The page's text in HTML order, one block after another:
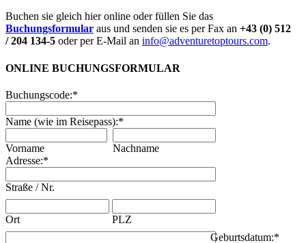
Buchen sie gleich hier online oder füllen Sie das
Buchungsformular aus und senden sie es per Fax an +43 (0) 512
/ 204 134-5 oder per E-Mail an info@adventuretoptours.com.
ONLINE BUCHUNGSFORMULAR
Buchungscode:*
Name (wie im Reisepass):*
Vorname
Nachname
Adresse:*
Straße / Nr.
Ort PLZ
Geburtsdatum:*